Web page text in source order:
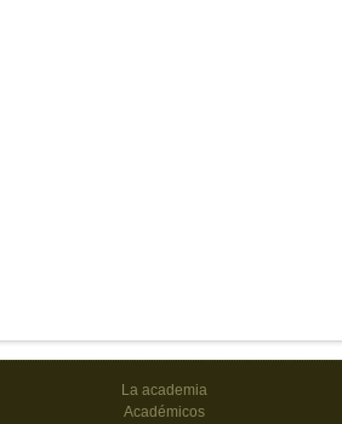
La academia
Académicos